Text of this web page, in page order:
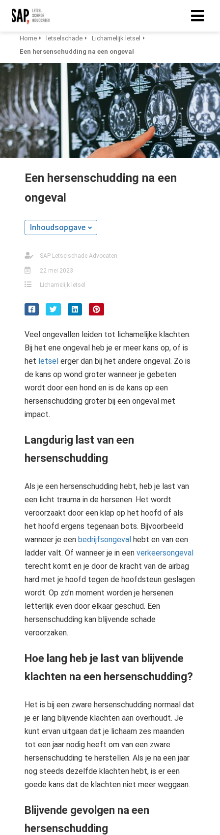
Home letselschade
Lichamelijk letsel
Een hersenschudding na een ongeval
Een hersenschudding na een
ongeval
Inhoudsopgave
SAP Letselschade Advocaten
22 mei 2023
Lichamelijk letsel
Veel ongevallen leiden tot lichamelijke klachten.
Bij het ene ongeval heb je er meer kans op, of is
het letsel erger dan bij het andere ongeval. Zo is
de kans op wond groter wanneer je gebeten
wordt door een hond en is de kans op een
hersenschudding groter bij een ongeval met
impact.
Langdurig last van een
hersenschudding
Als je een hersenschudding hebt, heb je last van
een licht trauma in de hersenen. Het wordt
veroorzaakt door een klap op het hoofd of als
het hoofd ergens tegenaan bots. Bijvoorbeeld
wanneer je een bedrijfsongeval hebt en van een
ladder valt. Of wanneer je in een verkeersongeval
terecht komt en je door de kracht van de airbag
hard met je hoofd tegen de hoofdsteun geslagen
wordt. Op zo’n moment worden je hersenen
letterlijk even door elkaar geschud. Een
hersenschudding kan blijvende schade
veroorzaken.
Hoe lang heb je last van blijvende
klachten na een hersenschudding?
Het is bij een zware hersenschudding normaal dat
je er lang blijvende klachten aan overhoudt. Je
kunt ervan uitgaan dat je lichaam zes maanden
tot een jaar nodig heeft om van een zware
hersenschudding te herstellen. Als je na een jaar
nog steeds dezelfde klachten hebt, is er een
goede kans dat de klachten niet meer weggaan.
Blijvende gevolgen na een
hersenschudding